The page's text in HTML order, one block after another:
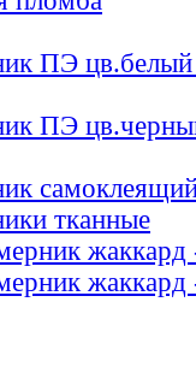
ПЭ цв.белый
ПЭ
тканные